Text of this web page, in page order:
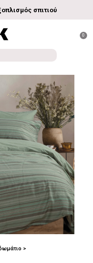
σπιτιού
0